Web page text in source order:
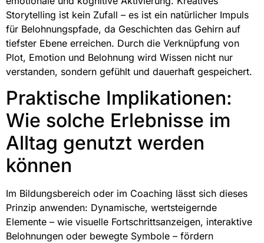
Storytelling ist kein Zufall – es ist ein natürlicher Impuls
für Belohnungspfade, da Geschichten das Gehirn auf
tiefster Ebene erreichen. Durch die Verknüpfung von
Plot, Emotion und Belohnung wird Wissen nicht nur
verstanden, sondern gefühlt und dauerhaft gespeichert.
Praktische Implikationen:
Wie solche Erlebnisse im
Alltag genutzt werden
können
Im Bildungsbereich oder im Coaching lässt sich dieses
Prinzip anwenden: Dynamische, wertsteigernde
Elemente – wie visuelle Fortschrittsanzeigen, interaktive
Belohnungen oder bewegte Symbole – fördern